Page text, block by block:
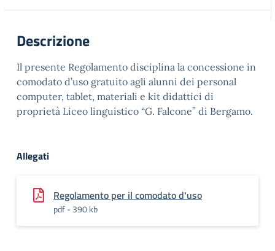
Descrizione
Il presente Regolamento disciplina la concessione in
comodato d’uso gratuito agli alunni dei personal
computer, tablet, materiali e kit didattici di
proprietà Liceo linguistico “G. Falcone” di Bergamo.
Allegati
Regolamento per il comodato d'uso
pdf - 390 kb